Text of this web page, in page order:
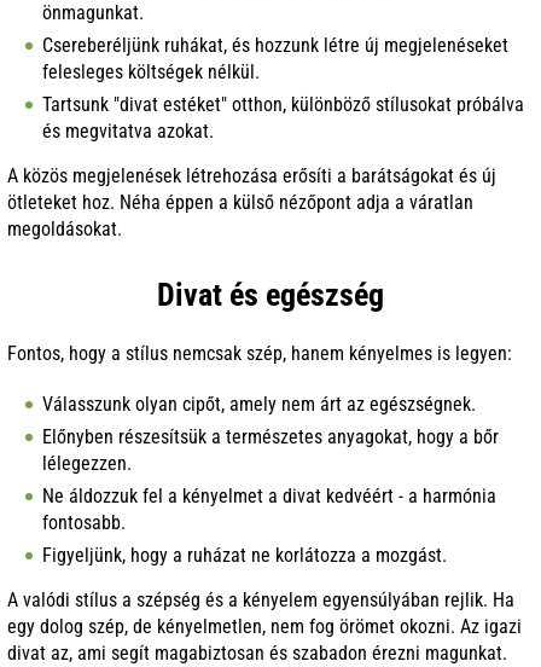
önmagunkat.
Csereberéljünk ruhákat, és hozzunk létre új megjelenéseket
felesleges költségek nélkül.
Tartsunk "divat estéket" otthon, különböző stílusokat próbálva
és megvitatva azokat.
A közös megjelenések létrehozása erősíti a barátságokat és új
ötleteket hoz. Néha éppen a külső nézőpont adja a váratlan
megoldásokat.
Divat és egészség
Fontos, hogy a stílus nemcsak szép, hanem kényelmes is legyen:
Válasszunk olyan cipőt, amely nem árt az egészségnek.
Előnyben részesítsük a természetes anyagokat, hogy a bőr
lélegezzen.
Ne áldozzuk fel a kényelmet a divat kedvéért - a harmónia
fontosabb.
Figyeljünk, hogy a ruházat ne korlátozza a mozgást.
A valódi stílus a szépség és a kényelem egyensúlyában rejlik. Ha
egy dolog szép, de kényelmetlen, nem fog örömet okozni. Az igazi
divat az, ami segít magabiztosan és szabadon érezni magunkat.